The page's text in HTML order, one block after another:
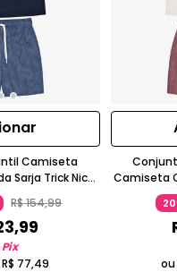
Camiseta
Sarja Trick Nick
R$154,99
,99
R$ 77,49
Camiseta